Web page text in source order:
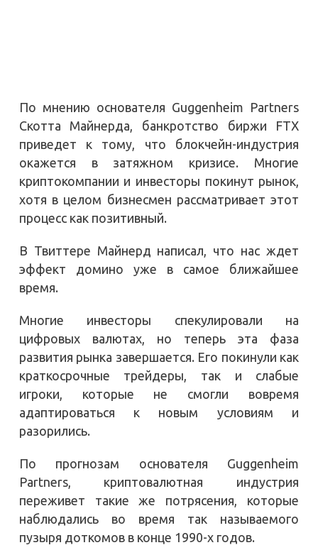
По мнению основателя Guggenheim Partners
Скотта Майнерда, банкротство биржи FTX
приведет к тому, что блокчейн-индустрия
окажется в затяжном кризисе. Многие
криптокомпании и инвесторы покинут рынок,
хотя в целом бизнесмен рассматривает этот
процесс как позитивный.
В Твиттере Майнерд написал, что нас ждет
эффект домино уже в самое ближайшее
время.
Многие инвесторы спекулировали на
цифровых валютах, но теперь эта фаза
развития рынка завершается. Его покинули как
краткосрочные трейдеры, так и слабые
игроки, которые не смогли вовремя
адаптироваться к новым условиям и
разорились.
По прогнозам основателя Guggenheim
Partners, криптовалютная индустрия
переживет такие же потрясения, которые
наблюдались во время так называемого
пузыря доткомов в конце 1990-х годов.